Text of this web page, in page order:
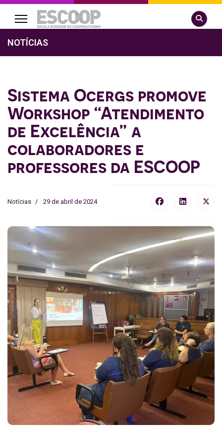
Pesquisar
NOTÍCIAS
Sistema Ocergs promove
Workshop “Atendimento
de Excelência” a
colaboradores e
professores da ESCOOP
Notícias 29 de abril de 2024